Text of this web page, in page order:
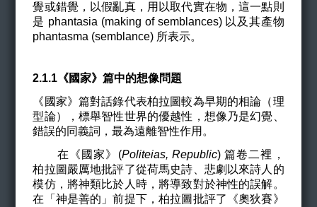
覺或錯覺，以假亂真，用以取代實在物，這一點則
是 phantasia (making of semblances) 以及其產物
phantasma (semblance) 所表示。
2.1.1 《國家》篇中的想像問題
《國家》篇對話錄代表柏拉圖較為早期的相論（理
型論），標舉智性世界的優越性，想像乃是幻覺、
錯誤的同義詞，最為遠離智性作用。
在《國家》(Politeias, Republic) 篇卷二裡，
柏拉圖嚴厲地批評了從荷馬史詩、悲劇以來詩人的
模仿，將神類比於人時，將導致對於神性的誤解。
在「神是善的」前提下，柏拉圖批評了
《奧狄賽》